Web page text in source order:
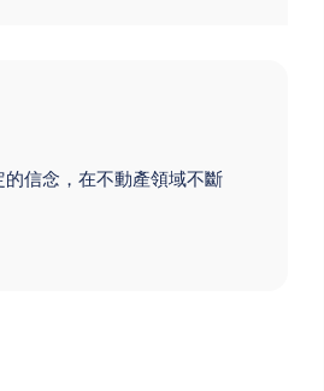
的信念，在不動產領域不斷